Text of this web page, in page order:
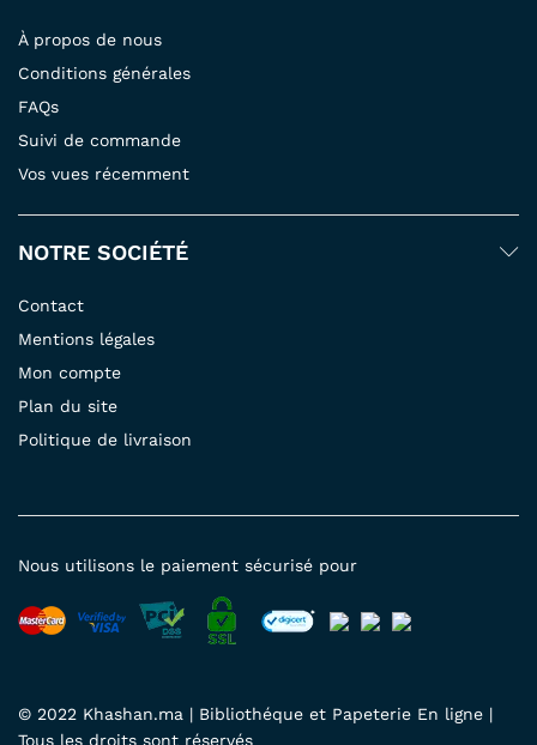
À propos de nous
Conditions générales
FAQs
Suivi de commande
Vos vues récemment
NOTRE SOCIÉTÉ
Contact
Mentions légales
Mon compte
Plan du site
Politique de livraison
© 2022 Khashan.ma | Bibliothéque et Papeterie En ligne |
Tous les droits sont réservés
Nous utilisons le paiement sécurisé pour